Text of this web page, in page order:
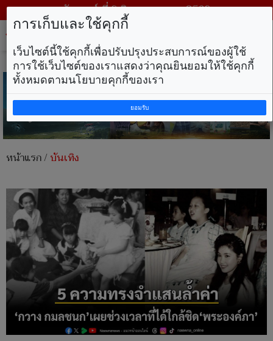
วันเสาร์ ที่ 8 สิงหาคม พ.ศ. 2569
หน้าแรก/บันเทิง
การเก็บและใช้คุกกี้
เว็บไซต์นี้ใช้คุกกี้เพื่อปรับปรุงประสบการณ์ของผู้ใช้
การใช้เว็บไซต์ของเราแสดงว่าคุณยินยอมให้ใช้คุกกี้
ทั้งหมดตามนโยบายคุกกี้ของเรา
ยอมรับ